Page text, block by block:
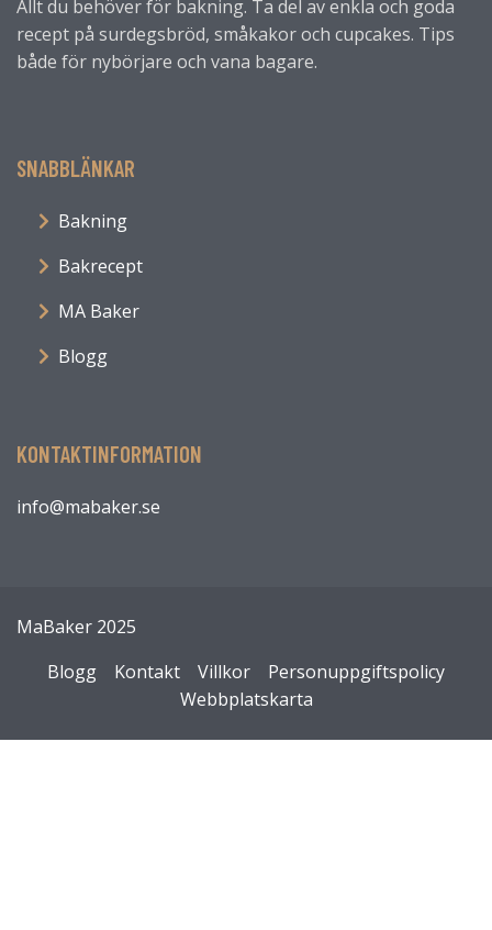
Allt du behöver för bakning. Ta del av enkla och goda
recept på surdegsbröd, småkakor och cupcakes. Tips
både för nybörjare och vana bagare.
SNABBLÄNKAR
Bakning
Bakrecept
MA Baker
Blogg
KONTAKTINFORMATION
info@mabaker.se
MaBaker 2025
Blogg
Kontakt Villkor
Personuppgiftspolicy
Webbplatskarta